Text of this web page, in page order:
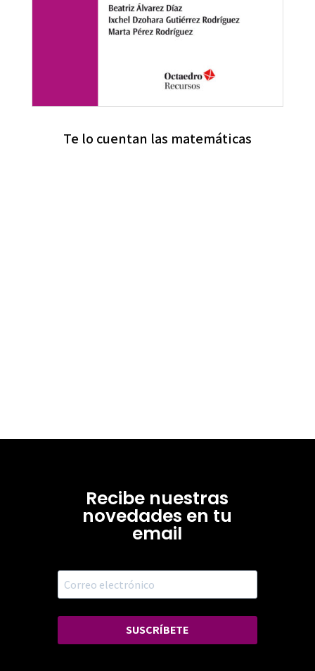
Te lo cuentan las matemáticas
Recibe nuestras
novedades en tu
email
SUSCRÍBETE